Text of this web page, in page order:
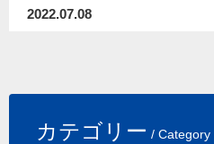
2022.07.08
カテゴリー / Category